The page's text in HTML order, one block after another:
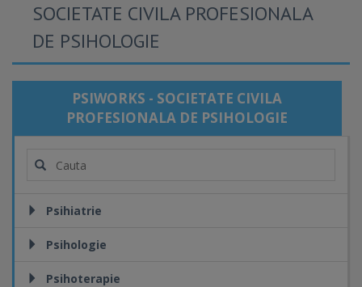
SOCIETATE CIVILA PROFESIONALA
DE PSIHOLOGIE
PSIWORKS - SOCIETATE CIVILA
PROFESIONALA DE PSIHOLOGIE
Psihiatrie
Psihologie
Psihoterapie